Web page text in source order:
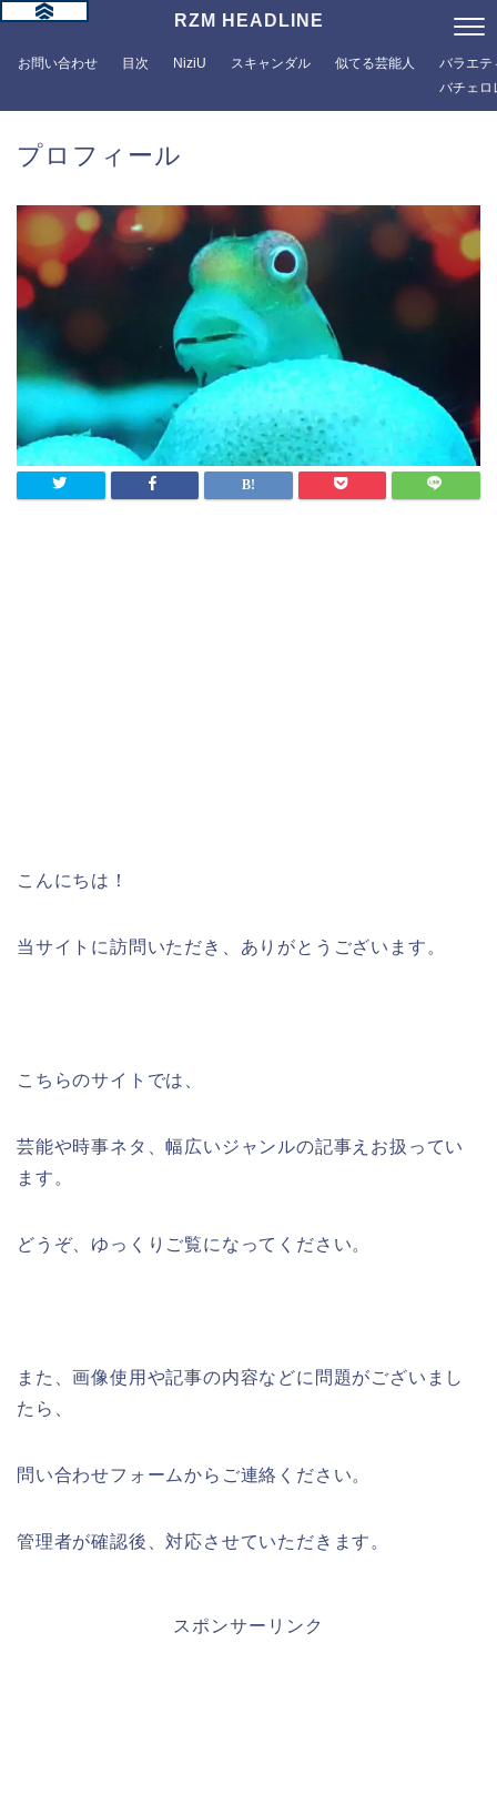
RZM HEADLINE
お問い合わせ 目次 NiziU スキャンダル 似てる芸能人
バラエテ
バチェロ
プロフィール
こんにちは！
当サイトに訪問いただき、ありがとうございます。
こちらのサイトでは、
芸能や時事ネタ、幅広いジャンルの記事えお扱ってい
ます。
どうぞ、ゆっくりご覧になってください。
また、画像使用や記事の内容などに問題がございまし
たら、
問い合わせフォームからご連絡ください。
管理者が確認後、対応させていただきます。
スポンサーリンク